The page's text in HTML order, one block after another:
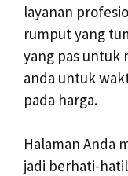
layanan
rumput yang
yang pas untuk
anda untuk
pada harga.
Halaman Anda
jadi berhati-